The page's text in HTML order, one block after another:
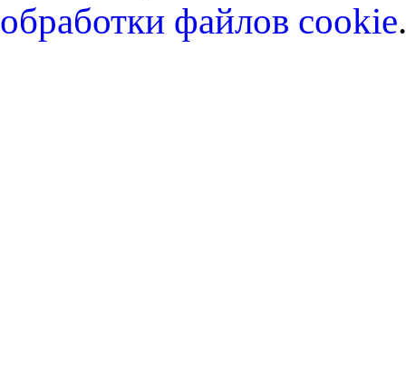
обработки файлов cookie.